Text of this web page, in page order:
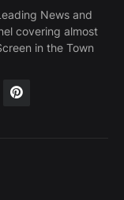
News and
covering almost
in the Town